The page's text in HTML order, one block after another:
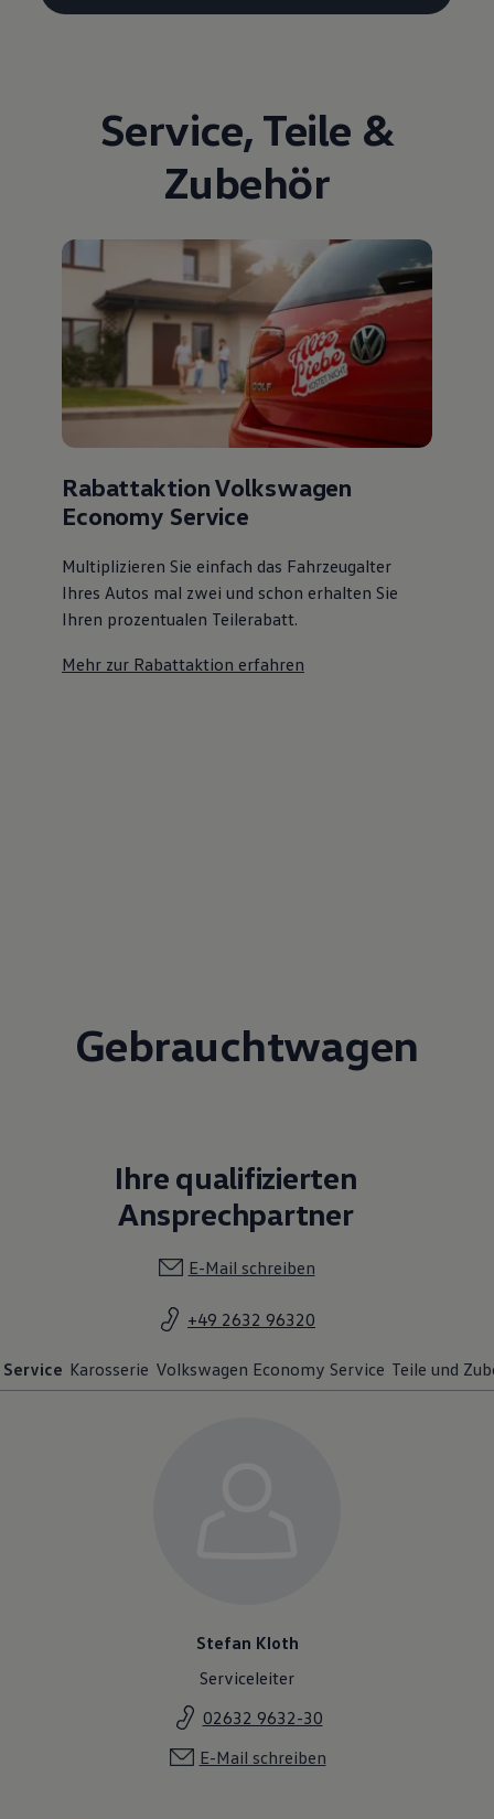
Service, Teile &
Zubehör
Rabattaktion Volkswagen
Economy Service
Multiplizieren Sie einfach das Fahrzeugalter
Ihres Autos mal zwei und schon erhalten Sie
Ihren prozentualen Teilerabatt.
Mehr zur Rabattaktion erfahren
Gebrauchtwagen
Ihre qualifizierten
Ansprechpartner
E-Mail schreiben
+49 2632 96320
Service Karosserie Volkswagen Economy Service Teile und
Stefan Kloth
Serviceleiter
02632 9632-30
E-Mail schreiben